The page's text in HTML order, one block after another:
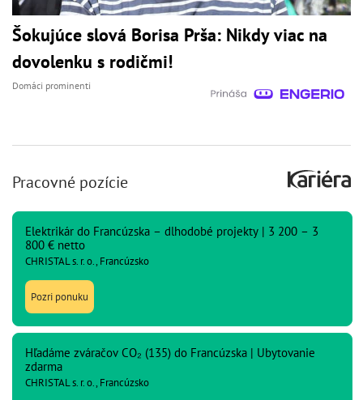
Šokujúce slová Borisa Prša: Nikdy viac na
dovolenku s rodičmi!
Domáci prominenti
Pracovné pozície
Elektrikár do Francúzska – dlhodobé projekty | 3 200 – 3
800 € netto
CHRISTAL s. r. o., Francúzsko
Pozri ponuku
Hľadáme zváračov CO₂ (135) do Francúzska | Ubytovanie
zdarma
CHRISTAL s. r. o., Francúzsko